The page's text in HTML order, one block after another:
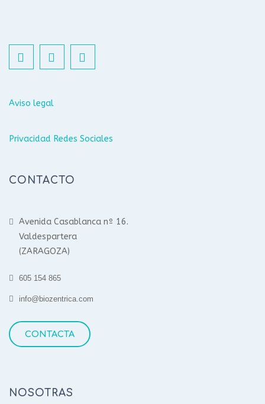
Aviso legal
Privacidad Redes Sociales
CONTACTO
Avenida Casablanca nº 16.
Valdespartera
(ZARAGOZA)
605 154 865
info@biozentrica.com
CONTACTA
NOSOTRAS